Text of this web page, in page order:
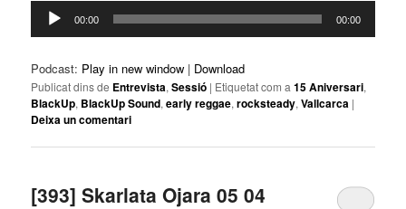
Reproductor
d'àudio
00:00 00:00
Podcast: Play in new window | Download
Publicat dins de Entrevista,Sessió | Etiquetat com a 15 Aniversari,
BlackUp, BlackUp Sound,early reggae,rocksteady,Vallcarca |
Deixa un comentari
[393] Skarlata Ojara 05 04